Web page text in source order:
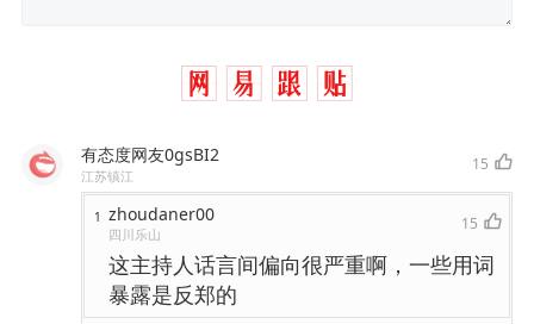
有态度网友0gsBI2
江苏镇江
15
1 zhoudaner00
四川乐山
15
这主持人话言间偏向很严重啊，一些用词
暴露是反郑的